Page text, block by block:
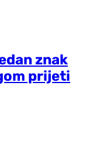
znak
prijeti